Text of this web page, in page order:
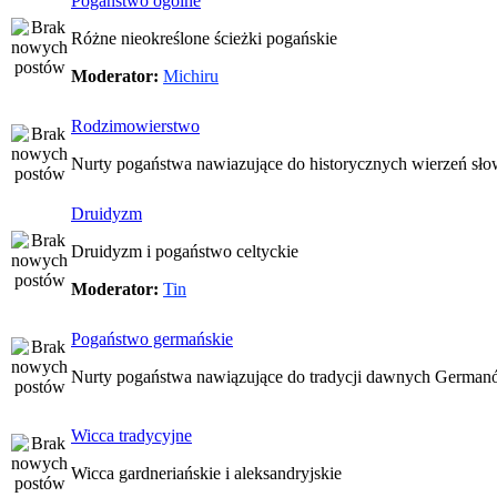
Różne nieokreślone ścieżki pogańskie
Moderator: Michiru
Rodzimowierstwo
Nurty pogaństwa nawiazujące do historycznych wierzeń
Druidyzm
Druidyzm i pogaństwo celtyckie
Moderator: Tin
Pogaństwo germańskie
Nurty pogaństwa nawiązujące do tradycji dawnych
Wicca tradycyjne
Wicca gardneriańskie i aleksandryjskie